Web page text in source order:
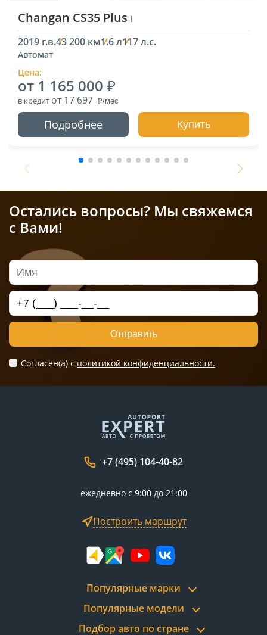
Changan CS35 Plus I
2019 г.в.43 200 км1.6 л117 л.с.
Автомат
Цена:
от 1 165 000
в кредит от 17 697
Подробнее Купить
Остались вопросы? Мы свяжемся
с Вами!
Отправить
Согласен(а) c политикой конфиденциальности.
+7 (495) 104-40-82
ежедневно с 9:00 до 21:00
Построить маршрут
Популярные марки
Популярные модели
Подбор авто по стране